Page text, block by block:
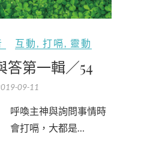
互動 , 打嗝, 靈動
答第一輯／54
09-11
會打嗝，大都是…